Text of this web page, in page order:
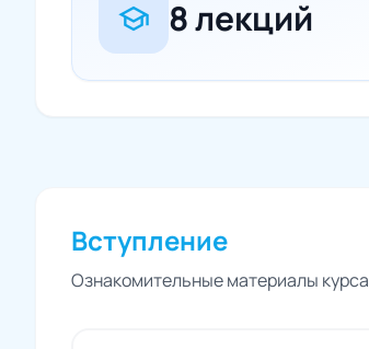
school 8 лекций
Вступление
Ознакомительные материалы курса